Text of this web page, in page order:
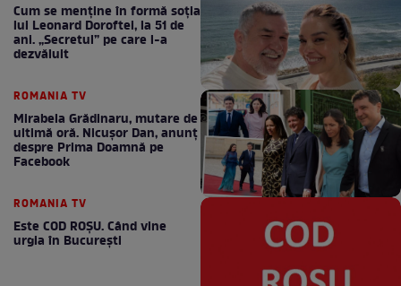
Cum se menţine în formă soţia
lui Leonard Doroftei, la 51 de
ani. „Secretul” pe care l-a
dezvăluit
ROMANIA TV
Mirabela Grădinaru, mutare de
ultimă oră. Nicuşor Dan, anunţ
despre Prima Doamnă pe
Facebook
ROMANIA TV
Este COD ROŞU. Când vine
urgia în Bucureşti